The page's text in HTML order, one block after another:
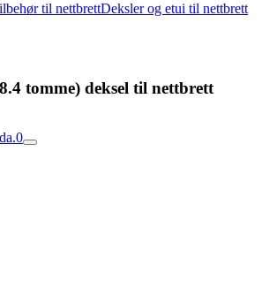
til nettbrettDeksler og etui til nettbrett
tomme) deksel til nettbrett
0